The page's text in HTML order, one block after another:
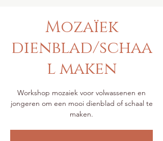
Mozaïek
dienblad/schaa
l maken
Workshop mozaiek voor volwassenen en
jongeren om een mooi dienblad of schaal te
maken.